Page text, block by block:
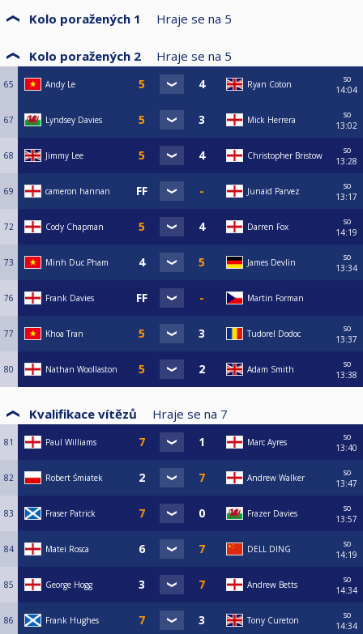
Kolo poražených 1 Hraje se na 5
Kolo poražených 2 Hraje se na 5
65 Andy Le Ryan Coton
so
14:04
67 Lyndsey Davies Mick Herrera
so
13:02
68 Jimmy Lee Christopher Bristow
so
13:28
69 cameron hannan Junaid Parvez
so
13:17
72 Cody Chapman Darren Fox
so
14:19
73 Minh Duc Pham James Devlin
so
13:34
76 Frank Davies Martin Forman
77 Khoa Tran Tudorel Dodoc
so
13:37
80 Nathan Woollaston Adam Smith
so
13:38
Kvalifikace vítězů Hraje se na 7
81 Paul Williams Marc Ayres
so
13:40
82 Robert Śmiatek Andrew Walker
so
13:47
83 Fraser Patrick Frazer Davies
so
13:57
84 Matei Rosca DELL DING
so
14:19
85 George Hogg Andrew Betts
so
14:34
86 Frank Hughes Tony Cureton
so
14:34